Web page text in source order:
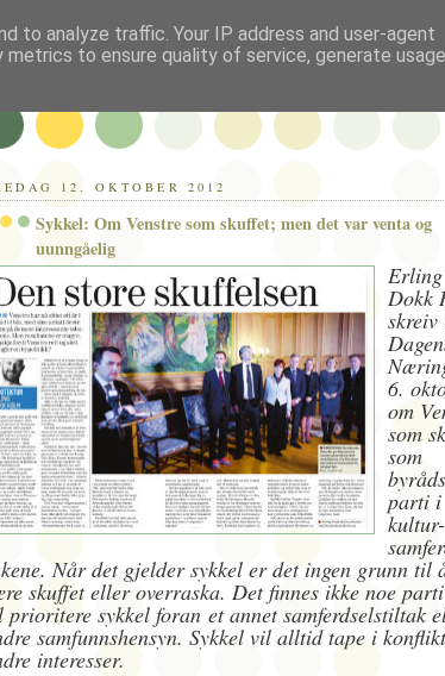
12. OKTOBER 2012
Sykkel: Om Venstre som skuffet; men det var venta og
uunngåelig
Erling
Dokk
skreiv
6.
om
som
som
parti i
Når det gjelder sykkel er det ingen grunn til
skuffet eller overraska. Det finnes ikke noe
prioritere sykkel foran et annet samferdselstiltak
samfunnshensyn. Sykkel vil alltid tape i
interesser.
to analyze traffic. Your IP address and user-agent
to ensure quality of service, generate usage